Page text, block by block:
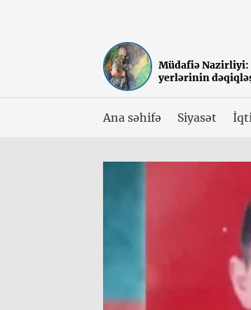
Müdafiə Nazirliyi:
yerlərinin
Ana səhifə Siyasət